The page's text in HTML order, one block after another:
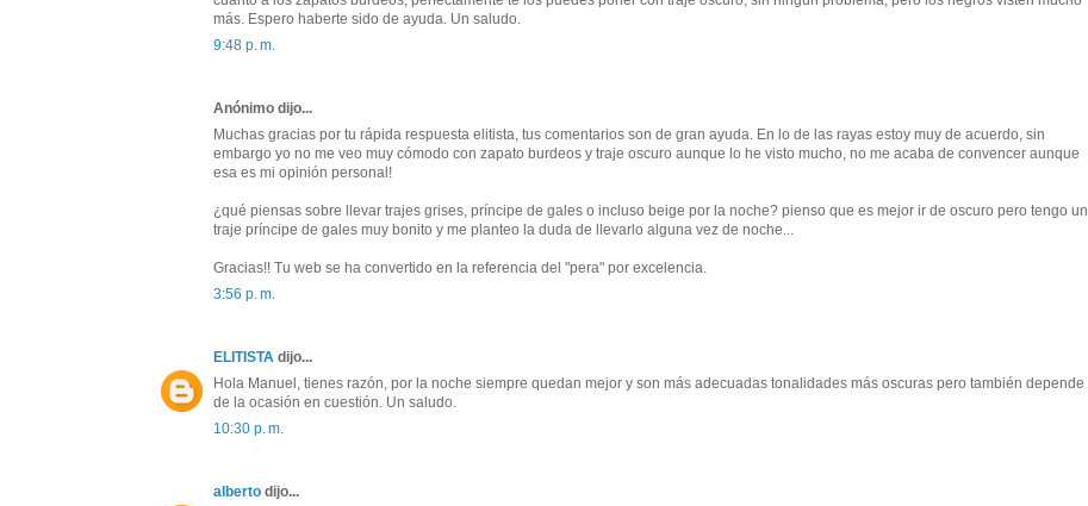
más. Espero haberte sido de ayuda. Un saludo.
9:48 p. m.
Anónimo dijo...
Muchas gracias por tu rápida respuesta elitista, tus comentarios son de gran ayuda. En lo de las rayas estoy muy de acuerdo, sin
embargo yo no me veo muy cómodo con zapato burdeos y traje oscuro aunque lo he visto mucho, no me acaba de convencer aunque
esa es mi opinión personal!
¿qué piensas sobre llevar trajes grises, príncipe de gales o incluso beige por la noche? pienso que es mejor ir de oscuro pero tengo un
traje príncipe de gales muy bonito y me planteo la duda de llevarlo alguna vez de noche...
Gracias!! Tu web se ha convertido en la referencia del "pera" por excelencia.
3:56 p. m.
ELITISTA dijo...
Hola Manuel, tienes razón, por la noche siempre quedan mejor y son más adecuadas tonalidades más oscuras pero también depende
de la ocasión en cuestión. Un saludo.
10:30 p. m.
alberto dijo...